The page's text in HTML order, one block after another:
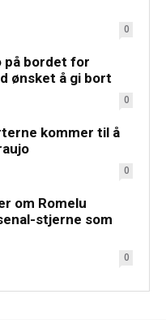
0
på bordet for
ønsket å gi bort
0
kommer til å
0
om Romelu
stjerne som
0